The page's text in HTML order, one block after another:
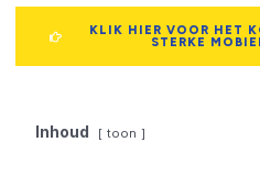
KLIK HIER VOOR HET
STERKE
Inhoud toon